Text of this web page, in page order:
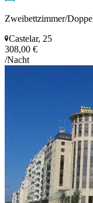
Zweibettzimmer/
Castelar, 25
308,00 €
/Nacht